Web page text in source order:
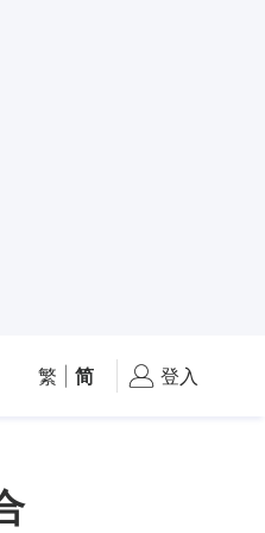
繁 简 登入